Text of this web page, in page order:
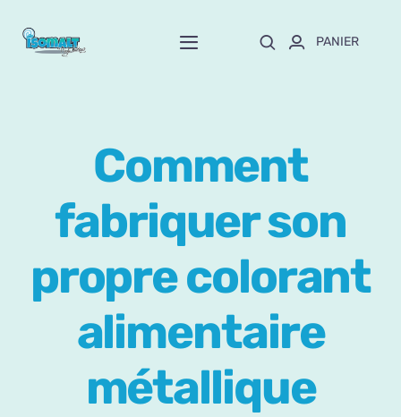
Toggle
À propos de Mayte
Personnalisation
Formation
PANIER
Comment
fabriquer son
propre colorant
alimentaire
métallique